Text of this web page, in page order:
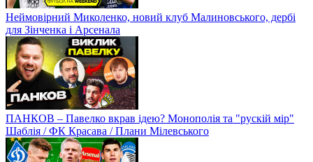
Неймовірний Миколенко, новий клуб Малиновського, дербі
для Зінченка і Арсенала
ПАНКОВ – Павелко вкрав ідею? Монополія та "рускій мір"
Шаблія / ФК Красава / Плани Мілевського